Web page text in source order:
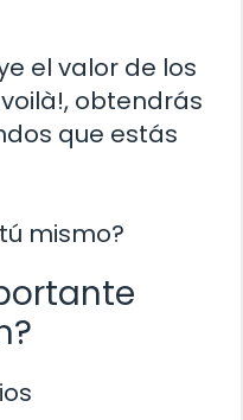
el valor de los
obtendrás
que estás
mismo?